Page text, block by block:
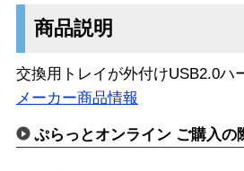
商品説明
交換用トレイが外付けUSB2.0ハ
メーカー商品情報
ぷらっとオンライン ご購入の